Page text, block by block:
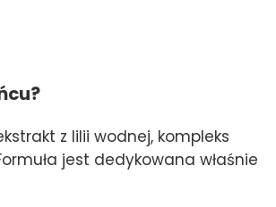
z lilii wodnej, kompleks
jest dedykowana właśnie